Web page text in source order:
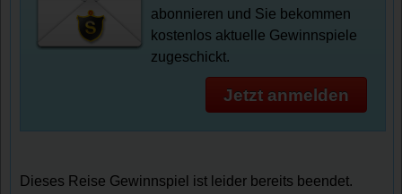
abonnieren und Sie bekommen
kostenlos aktuelle Gewinnspiele
zugeschickt.
Jetzt anmelden
Dieses Reise Gewinnspiel ist leider bereits beendet.